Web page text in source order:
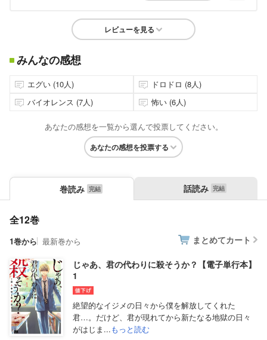
レビューを見る
みんなの感想
エグい (10人)
ドロドロ (8人)
バイオレンス (7人)
怖い (6人)
あなたの感想を一覧から選んで投票してください。
あなたの感想を投票する
巻読み 話読み
全12巻
1巻から 最新巻から まとめてカート
じゃあ、君の代わりに殺そうか？【電子単行本】
1
絶望的なイジメの日々から僕を解放してくれた
君…。だけど、君が現れてから新たなる地獄の日々
がはじま...もっと読む